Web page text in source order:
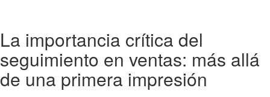
La importancia crítica del
seguimiento en ventas: más allá
de una primera impresión